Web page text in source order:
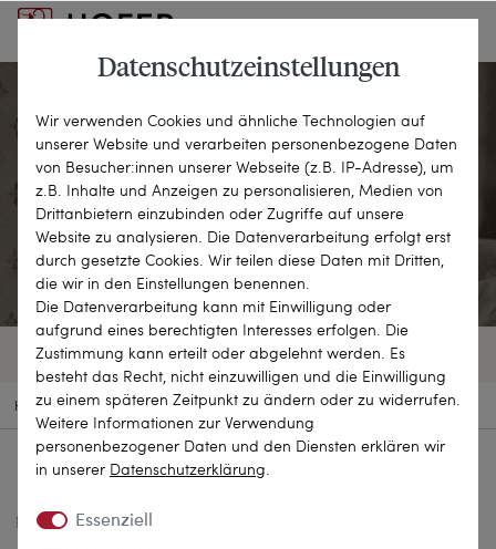
Ketten & Colliers
EINE GROSSE VIELFALT
372 OBJEKTE FILTER SORTIEREN
HOME SCHMUCKSTÜCKE KETTEN & COLLIERS
Datenschutzeinstellungen
Wir verwenden Cookies und ähnliche Technologien auf
unserer Website und verarbeiten personenbezogene Daten
von Besucher:innen unserer Webseite (z.B. IP-Adresse), um
z.B. Inhalte und Anzeigen zu personalisieren, Medien von
Drittanbietern einzubinden oder Zugriffe auf unsere
Website zu analysieren. Die Datenverarbeitung erfolgt erst
durch gesetzte Cookies. Wir teilen diese Daten mit Dritten,
die wir in den Einstellungen benennen.
Die Datenverarbeitung kann mit Einwilligung oder
aufgrund eines berechtigten Interesses erfolgen. Die
Zustimmung kann erteilt oder abgelehnt werden. Es
besteht das Recht, nicht einzuwilligen und die Einwilligung
zu einem späteren Zeitpunkt zu ändern oder zu widerrufen.
Weitere Informationen zur Verwendung
personenbezogener Daten und den Diensten erklären wir
in unserer Daten­schutz­erklärung.
Essenziell